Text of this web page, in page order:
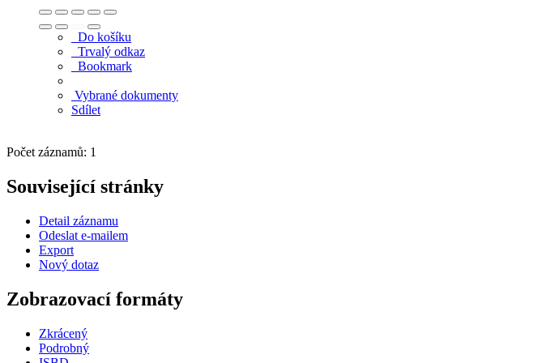
Do košíku
Trvalý odkaz
Bookmark
Vybrané dokumenty
Sdílet
Počet záznamů: 1
Související stránky
Detail záznamu
Odeslat e-mailem
Export
Nový dotaz
Zobrazovací formáty
Zkrácený
Podrobný